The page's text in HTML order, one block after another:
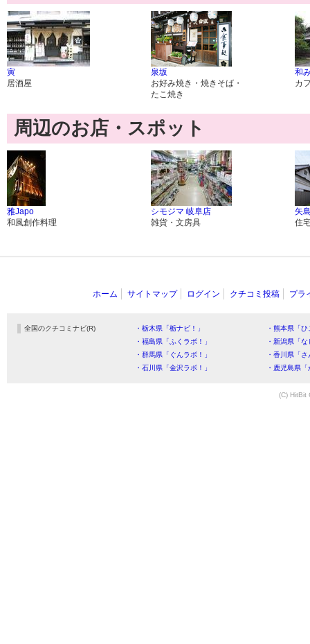
寅
居酒屋
泉坂
お好み焼き・焼きそば・
たこ焼き
和
カ
周辺のお店・スポット
雅Japo
和風創作料理
シモジマ 岐阜店
雑貨・文房具
矢
住
ホーム サイトマップ ログイン クチコミ投稿 プラ
全国のクチコミナビ(R) ・栃木県「栃ナビ！」
・熊本県「
・福島県「ふくラボ！」
・新潟県「
・群馬県「ぐんラボ！」
・香川県「
・石川県「金沢ラボ！」
・鹿児島県
(C) HitBit